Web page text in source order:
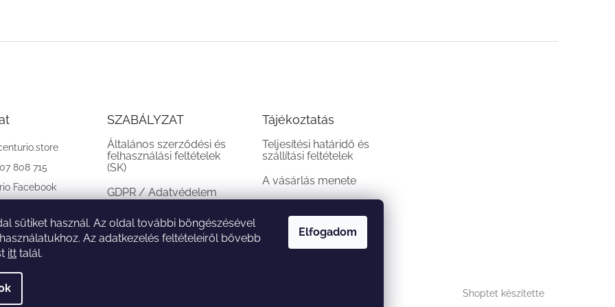
sütiket használ. Az oldal további böngészésével
Az adatkezelés feltételeiről bővebb
itt talál.
Elfogadom
808 715
Facebook
SZABÁLYZAT
Általános szerződési és
felhasználási feltételek
(SK)
GDPR / Adatvédelem
(SK)
Reklamációs feltételek
(SK)
Tájékoztatás
Teljesítési határidő és
szállítási feltételek
A vásárlás menete
Shoptet készítette